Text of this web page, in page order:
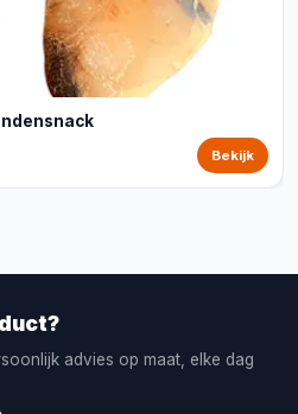
Bekijk
advies op maat, elke dag